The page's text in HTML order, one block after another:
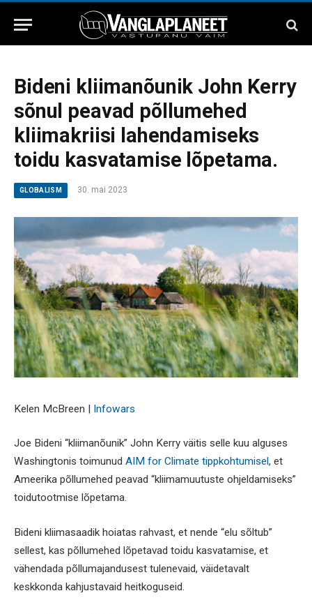
Bideni kliimanõunik John Kerry
sõnul peavad põllumehed
kliimakriisi lahendamiseks
toidu kasvatamise lõpetama.
GLOBALISM 30. mai 2023
Kelen McBreen | Infowars
Joe Bideni “kliimanõunik” John Kerry väitis selle kuu alguses
Washingtonis toimunud AIM for Climate tippkohtumisel, et
Ameerika põllumehed peavad “kliimamuutuste ohjeldamiseks”
toidutootmise lõpetama.
Bideni kliimasaadik hoiatas rahvast, et nende “elu sõltub”
sellest, kas põllumehed lõpetavad toidu kasvatamise, et
vähendada põllumajandusest tulenevaid, väidetavalt
keskkonda kahjustavaid heitkoguseid.